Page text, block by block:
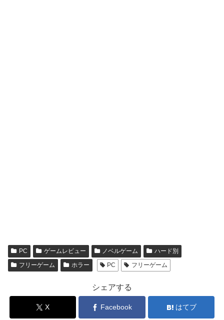
PC ゲームレビュー ノベルゲーム
ハード別
フリーゲーム
ホラー PC フリーゲーム
シェアする
X Facebook はてブ